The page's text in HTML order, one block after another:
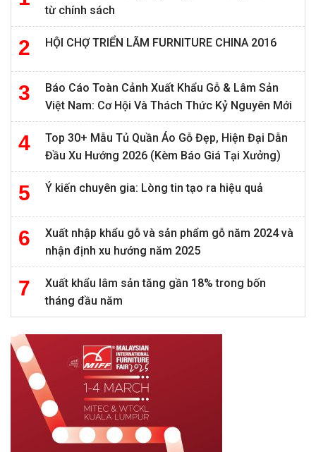
từ chính sách
HỘI CHỢ TRIỂN LÃM FURNITURE CHINA 2016
Báo Cáo Toàn Cảnh Xuất Khẩu Gỗ & Lâm Sản
Việt Nam: Cơ Hội Và Thách Thức Kỷ Nguyên Mới
Top 30+ Mẫu Tủ Quần Áo Gỗ Đẹp, Hiện Đại Dẫn
Đầu Xu Hướng 2026 (Kèm Báo Giá Tại Xưởng)
Ý kiến chuyên gia: Lòng tin tạo ra hiệu quả
Xuất nhập khẩu gỗ và sản phẩm gỗ năm 2024 và
nhận định xu hướng năm 2025
Xuất khẩu lâm sản tăng gần 18% trong bốn
tháng đầu năm